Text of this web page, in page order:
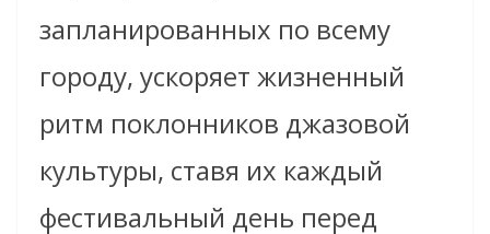
запланированных по всему
городу, ускоряет жизненный
ритм поклонников джазовой
культуры, ставя их каждый
фестивальный день перед